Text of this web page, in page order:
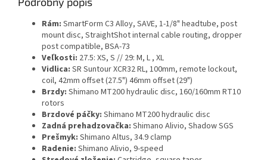
Rám: SmartForm C3 Alloy, SAVE, 1-1/8" headtube, post
mount disc, StraightShot internal cable routing, dropper
post compatible, BSA-73
Veľkosti: 27.5: XS, S // 29: M, L , XL
Vidlica: SR Suntour XCR32 RL, 100mm, remote lockout,
coil, 42mm offset (27.5") 46mm offset (29")
Brzdy: Shimano MT200 hydraulic disc, 160/160mm RT10
rotors
Brzdové páčky: Shimano MT200 hydraulic disc
Zadná prehadzovačka: Shimano Alivio, Shadow SGS
Prešmyk: Shimano Altus, 34.9 clamp
Radenie: Shimano Alivio, 9-speed